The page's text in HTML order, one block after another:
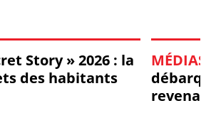
Story » 2026 : la
des habitants
MÉDIAS.